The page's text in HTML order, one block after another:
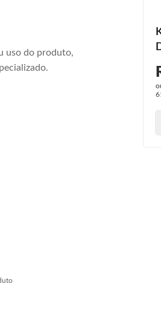
uso do produto,
Dianteiro Golf Gti
2019 2020 2022
R$ 1.999,00